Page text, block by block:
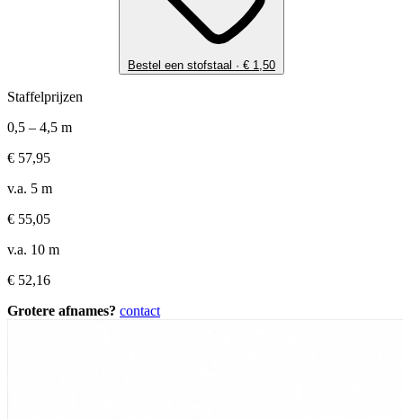
Bestel een stofstaal · € 1,50
Staffelprijzen
0,5 – 4,5 m
€ 57,95
v.a. 5 m
€ 55,05
v.a. 10 m
€ 52,16
Grotere afnames? contact